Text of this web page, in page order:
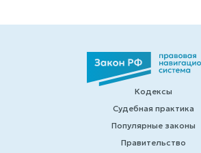
Кодексы
Судебная практика
Популярные законы
Правительство